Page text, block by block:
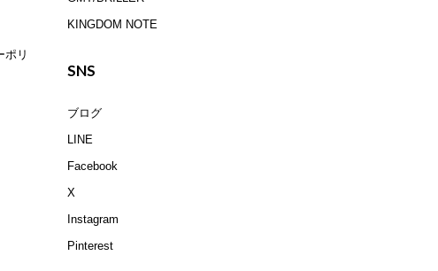
ポリ
KINGDOM NOTE
SNS
ブログ
LINE
Facebook
X
Instagram
Pinterest